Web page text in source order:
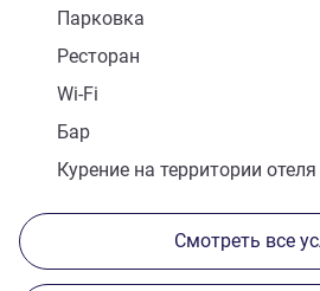
Парковка
Ресторан
Wi-Fi
Бар
Курение на территории
Смотреть все